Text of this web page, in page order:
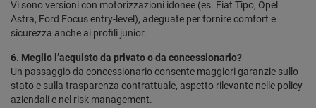
Vi sono versioni con motorizzazioni idonee (es. Fiat Tipo, Opel
Astra, Ford Focus entry-level), adeguate per fornire comfort e
sicurezza anche ai profili junior.
6. Meglio l’acquisto da privato o da concessionario?
Un passaggio da concessionario consente maggiori garanzie sullo
stato e sulla trasparenza contrattuale, aspetto rilevante nelle policy
aziendali e nel risk management.